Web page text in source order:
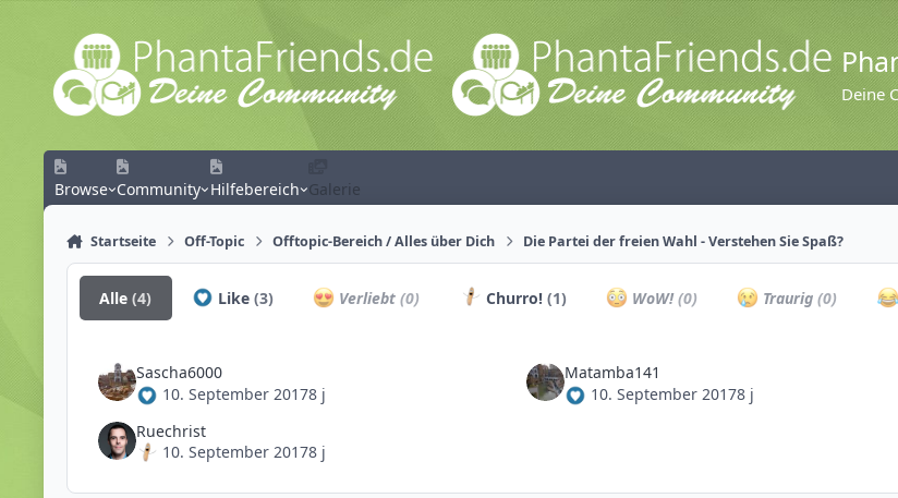
Zum Inhalt springen
Deine
Browse Community Hilfebereich Galerie
Startseite Off-Topic Offtopic-Bereich / Alles über Dich Die Partei der freien Wahl - Verstehen Sie Spaß?
Alle(4) Like (3) Verliebt(0) Churro! (1) WoW!(0) Traurig(0)
Sascha6000
10. September 20178 j
Matamba141
10. September 20178 j
Ruechrist
10. September 20178 j